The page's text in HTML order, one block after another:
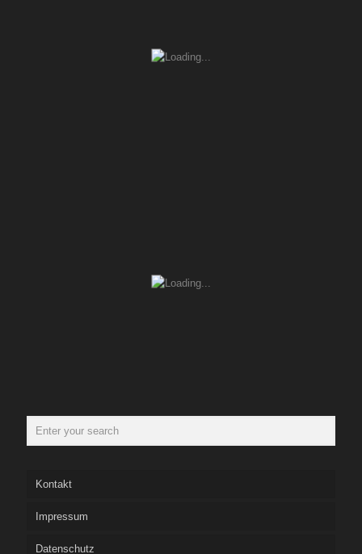
Kontakt
Impressum
Datenschutz